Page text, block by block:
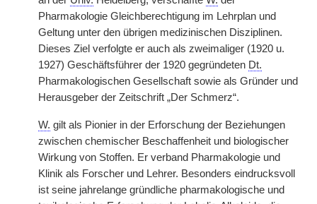
Pharmakologie Gleichberechtigung im Lehrplan und
Geltung unter den übrigen medizinischen Disziplinen.
Dieses Ziel verfolgte er auch als zweimaliger (1920 u.
1927) Geschäftsführer der 1920 gegründeten Dt.
Pharmakologischen Gesellschaft sowie als Gründer und
Herausgeber der Zeitschrift „Der Schmerz“.
W. gilt als Pionier in der Erforschung der Beziehungen
zwischen chemischer Beschaffenheit und biologischer
Wirkung von Stoffen. Er verband Pharmakologie und
Klinik als Forscher und Lehrer. Besonders eindrucksvoll
ist seine jahrelange gründliche pharmakologische und